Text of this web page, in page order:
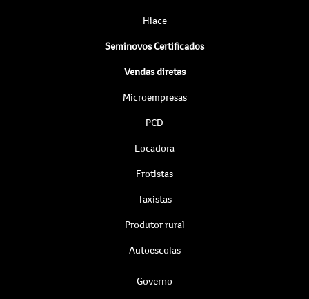
Hiace
Seminovos Certificados
Vendas diretas
Microempresas
PCD
Locadora
Frotistas
Taxistas
Produtor rural
Autoescolas
Governo